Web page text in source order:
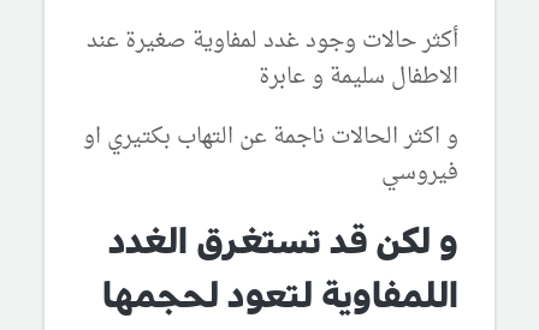
أكثر حالات وجود غدد لمفاوية صغيرة عند
الاطفال سليمة و عابرة
و اكثر الحالات ناجمة عن التهاب بكتيري او
فيروسي
و لكن قد تستغرق الغدد
اللمفاوية لتعود لحجمها